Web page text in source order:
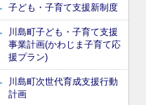
子ども・子育て支援新制度
川島町子ども・子育て支援
事業計画(かわじま子育て応
援プラン)
川島町次世代育成支援行動
計画